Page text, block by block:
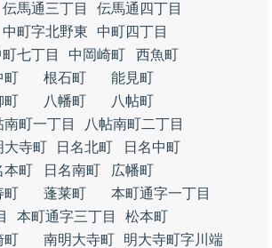
伝馬通三丁目
伝馬通四丁目
中町字北野東
中町四丁目
町七丁目 中岡崎町
西魚町
町 根石町
能見町
町 八幡町
八帖町
南町一丁目
八帖南町二丁目
大寺町 日名北町
日名中町
本町 日名南町
広幡町
町 蓬莱町
本町通字一丁目
本町通字三丁目
松本町
町 南明大寺町
明大寺町字川端